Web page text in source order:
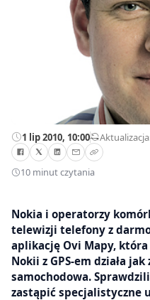
1 lip 2010, 10:00—
10 minut czytania
Nokia i operatorzy
telewizji telefony z
aplikację Ovi Mapy,
Nokii z GPS-em działa
samochodowa.
zastąpić specjalistyczne